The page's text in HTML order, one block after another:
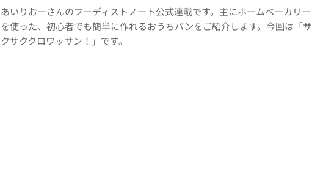
あいりおーさんのフーディストノート公式連載です。主にホームベーカリー
を使った、初心者でも簡単に作れるおうちパンをご紹介します。今回は「サ
クサククロワッサン！」です。